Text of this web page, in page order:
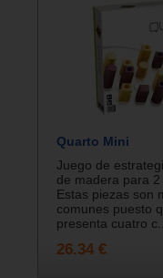
Quarto Mini
Juego de
de madera para
Estas piezas son
comunes puesto
presenta cuatro
26.34 €